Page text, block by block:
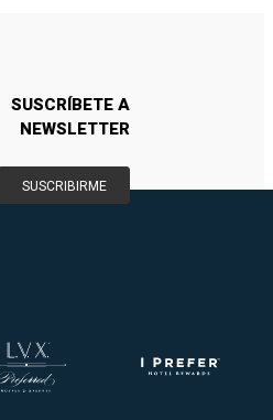
SUSCRÍBETE A
NEWSLETTER